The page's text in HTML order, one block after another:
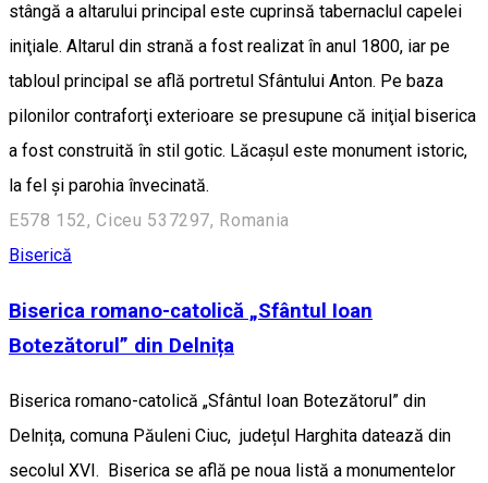
stângă a altarului principal este cuprinsă tabernaclul capelei
iniţiale. Altarul din strană a fost realizat în anul 1800, iar pe
tabloul principal se află portretul Sfântului Anton. Pe baza
pilonilor contraforţi exterioare se presupune că iniţial biserica
a fost construită în stil gotic. Lăcaşul este monument istoric,
la fel şi parohia învecinată.
E578 152, Ciceu 537297, Romania
Biserică
Biserica romano-catolică „Sfântul Ioan
Botezătorul” din Delnița
Biserica romano-catolică „Sfântul Ioan Botezătorul” din
Delnița, comuna Păuleni Ciuc, județul Harghita datează din
secolul XVI. Biserica se află pe noua listă a monumentelor